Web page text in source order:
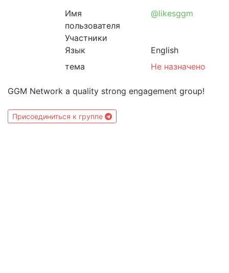
Имя
пользователя
@likesggm
Участники
Язык
English
тема
Не назначено
GGM Network a quality strong engagement group!
Присоединиться к группе